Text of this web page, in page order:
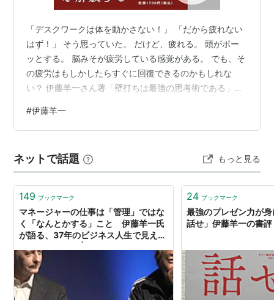
「デスクワークは体を動かさない！」 「だから疲れない
はず！」 そう思っていた。 だけど、疲れる。 頭がボー
ッとする。 脳みそが疲労している感覚がある。 でも、そ
の疲労はもしかしたらすぐに回復できるのかもしれな
い？ 伊藤羊一さん著「壁打ちは最強の思考術である」か
なるほど。 壁打ちを利用することを前提にすれば、疲労
をすぐに回復できる。 さらに、初めから疲労を最小限に
するから。 考えると脳みそが疲れる。 これは事実ですよ
ね。 一生懸命に何かについて考えると疲れる。 その対策
としては、考えなければ…
#伊藤羊一
ネットで話題 もっと見る
149 ブックマーク
マネージャーの仕事は「管理」ではな
く「なんとかする」こと 伊藤羊一氏
が語る、37年のビジネス人生で見えた
24 ブックマーク
最強のプレゼン力が
話せ」伊藤羊一の書